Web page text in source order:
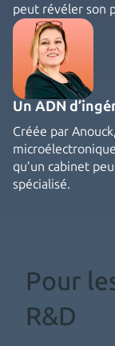
peut révéler son
Un ADN
Créée par
qu’un cabinet
spécialisé.
Pour
R&D